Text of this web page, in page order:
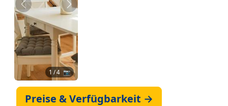
Zurück Weiter
1 / 4 📷
Preise & Verfügbarkeit →